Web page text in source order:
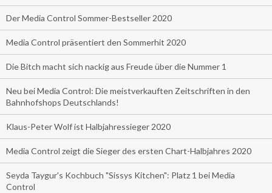
Der Media Control Sommer-Bestseller 2020
Media Control präsentiert den Sommerhit 2020
Die Bitch macht sich nackig aus Freude über die Nummer 1
Neu bei Media Control: Die meistverkauften Zeitschriften in den
Bahnhofshops Deutschlands!
Klaus-Peter Wolf ist Halbjahressieger 2020
Media Control zeigt die Sieger des ersten Chart-Halbjahres 2020
Seyda Taygur's Kochbuch "Sissys Kitchen": Platz 1 bei Media
Control